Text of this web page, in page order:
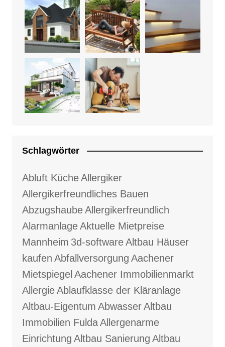
Schlagwörter
Abluft KücheAllergiker
Allergikerfreundliches Bauen
AbzugshaubeAllergikerfreundlich
AlarmanlageAktuelle Mietpreise
Mannheim 3d-softwareAltbau Häuser
kaufen Abfallversorgung Aachener
Mietspiegel Aachener Immobilienmarkt
AllergieAblaufklasse der Kläranlage
Altbau-Eigentum AbwasserAltbau
Immobilien FuldaAllergenarme
Einrichtung Altbau Sanierung Altbau